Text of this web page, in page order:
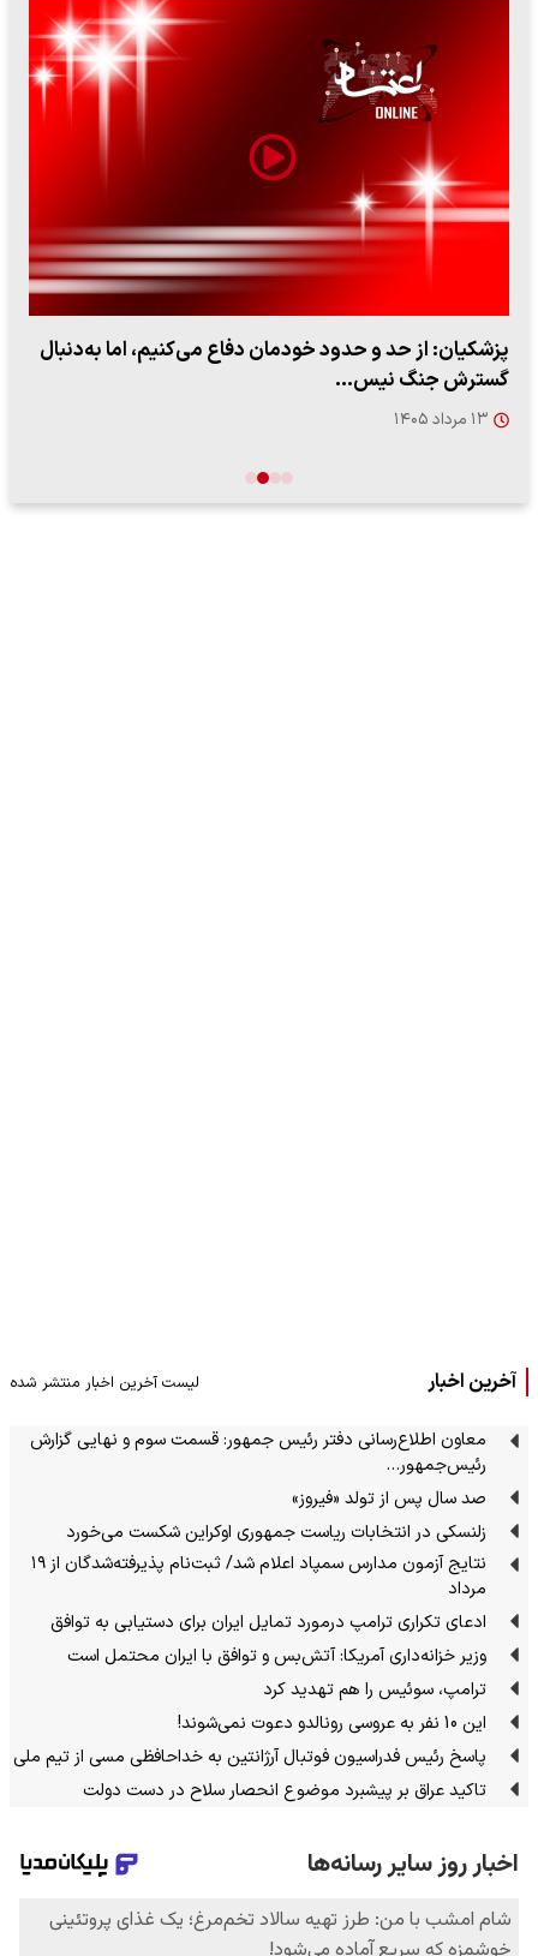
ببینید| لحظه بمباران خیابان فردوسی در جنگ ۴۰ روزه از
زاویه جدید
۱۲ مرداد ۱۴۰۵
آخرین اخبار لیست آخرین اخبار منتشر شده
معاون اطلاع‌رسانی دفتر رئیس جمهور: قسمت سوم و نهایی گزارش
رئیس‌جمهور…
صد سال پس از تولد «فیروز»
زلنسکی در انتخابات ریاست جمهوری اوکراین شکست می‌خورد
نتایج آزمون مدارس سمپاد اعلام شد/ ثبت‌نام پذیرفته‌شدگان از ۱۹
مرداد
ادعای تکراری ترامپ درمورد تمایل ایران برای دستیابی به توافق
وزیر خزانه‌داری آمریکا: آتش‌بس و توافق با ایران محتمل است
ترامپ، سوئیس را هم تهدید کرد
این 10 نفر به عروسی رونالدو دعوت نمی‌شوند!
پاسخ رئیس فدراسیون فوتبال آرژانتین به خداحافظی مسی از تیم ملی
تاکید عراق بر پیشبرد موضوع انحصار سلاح در دست دولت